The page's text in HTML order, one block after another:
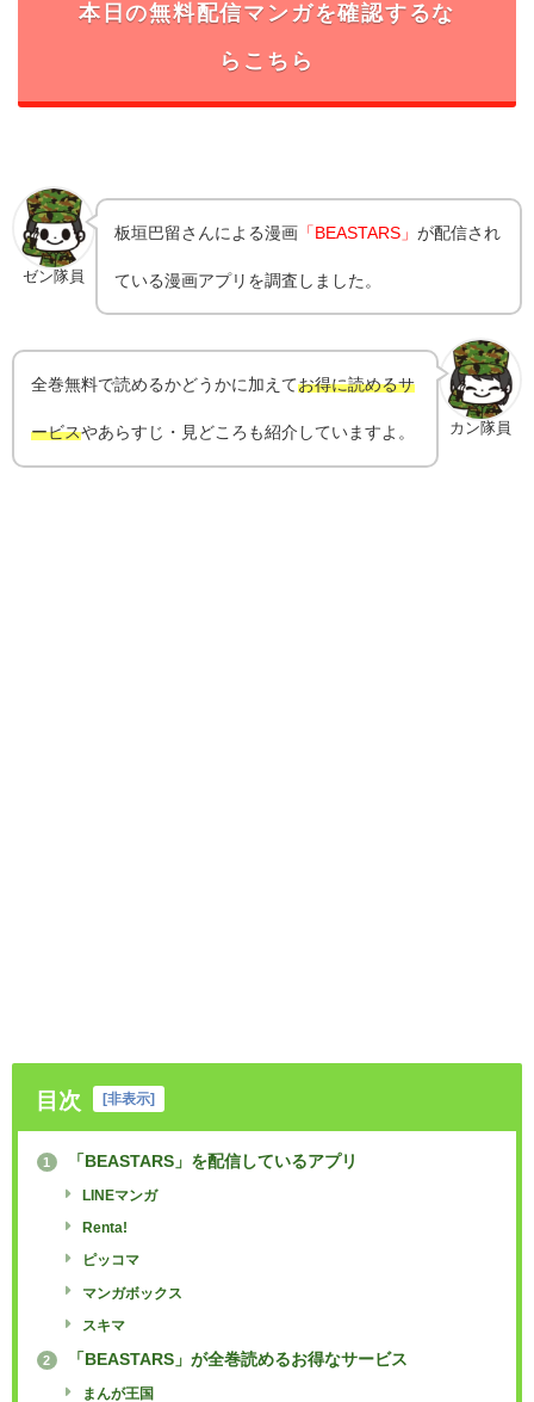
本日の無料配信マンガを確認するな
らこちら
ゼン隊員
板垣巴留さんによる漫画 「BEASTARS」が配信され
ている漫画アプリを調査しました。
カン隊員
全巻無料で読めるかどうかに加えてお得に読めるサ
ービスやあらすじ・見どころも紹介していますよ。
目次 [非表示]
1 「BEASTARS」を配信しているアプリ
LINEマンガ
Renta!
ピッコマ
マンガボックス
スキマ
2 「BEASTARS」が全巻読めるお得なサービス
まんが王国